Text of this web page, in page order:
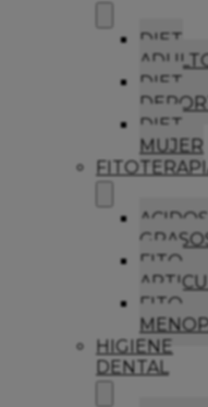
DIET
DIET
DIET
MUJER
ACIDOS
FITO
FITO
HIGIENE
DENTAL